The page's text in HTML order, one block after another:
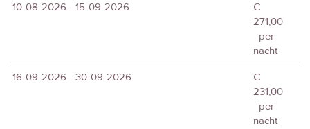
10-08-2026 - 15-09-2026
€
271,00
per
nacht
16-09-2026 - 30-09-2026
€
231,00
per
nacht